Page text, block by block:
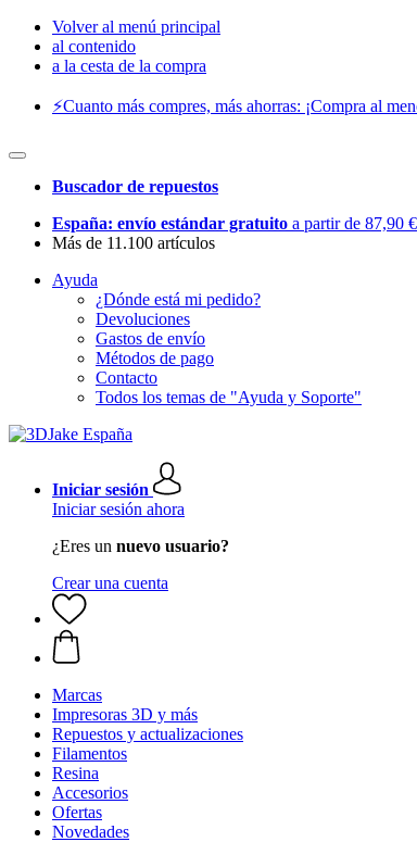
Volver al menú principal
al contenido
a la cesta de la compra
⚡️Cuanto más compres, más ahorras: ¡Compra al
Buscador de repuestos
España: envío estándar gratuito a partir de 87,90 €
Más de 11.100 artículos
Ayuda
¿Dónde está mi pedido?
Devoluciones
Gastos de envío
Métodos de pago
Contacto
Todos los temas de "Ayuda y Soporte"
Iniciar sesión
Iniciar sesión ahora
¿Eres un nuevo usuario?
Crear una cuenta
Marcas
Impresoras 3D y más
Repuestos y actualizaciones
Filamentos
Resina
Accesorios
Ofertas
Novedades